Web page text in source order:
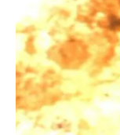
ยามมงคลค
ก่อเกิด
เวลา 6.00-